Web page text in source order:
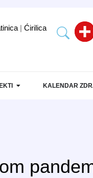
|Ćirilica
KALENDAR